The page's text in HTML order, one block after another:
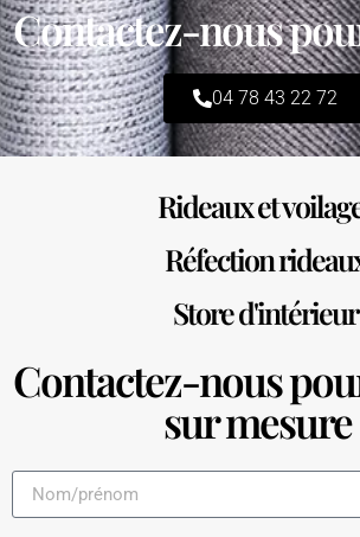
Contactez-nous
04 78 43 22 72
Rideaux et
Réfection
Store d'intérieur
Contactez-nous
sur mesure